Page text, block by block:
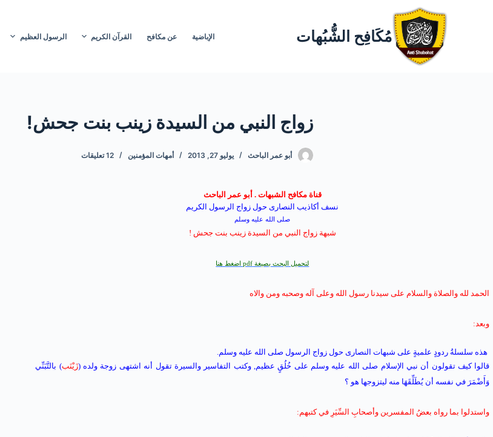
مُكَافِح الشُّبُهات الإباضية عن مكافح القرآن الكريم الرسول العظيم
زواج النبي من السيدة زينب بنت جحش!
أبو عمر الباحث يوليو 27, 2013 أمهات المؤمنين 12 تعليقات
قناة مكافح الشبهات . أبو عمر الباحث
نسف أكاذيب النصارى حول زواج الرسول الكريم
صلى الله عليه وسلم
شبهة زواج النبي من السيدة زينب بنت جحش !
لتحميل البحث بصيغة pdfاضغط هنا
الحمد لله والصلاة والسلام على سيدنا رسول الله وعلى آله وصحبه ومن والاه
وبعد:
هذه سلسلةُ ردودٍ علميةٍ على شبهات النصارى حول زواج الرسول صلى الله عليه وسلم.
قالواكيف تقولون أن نبي الإسلام صلى الله عليه وسلم على خُلُقٍ عظيم, وكتب التفاسير والسيرة تقول أنه اشتهى زوجة ولده (زَيْنَب) بالتَّبَنِّي
وَأَضْمَرَ في نفسه أن يُطَلِّقَهَا منه ليتزوجها هو ؟
واستدلوا بما رواه بعضُ المفسرين وأصحابِ السِّيَرِ في كتبهم: